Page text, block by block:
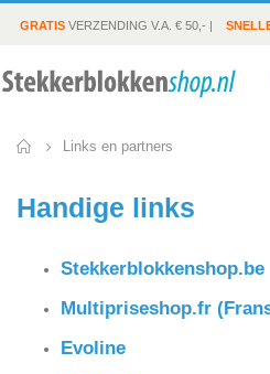
GRATIS VERZENDING V.A. € 50,- |
Links en partners
Handige links
Stekkerblokkenshop.be
Multipriseshop.fr
Evoline